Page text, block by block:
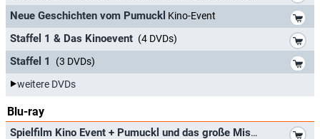
Neue Geschichten vom Pumuckl Kino-Event
Staffel 1 & Das Kinoevent (4 DVDs)
Staffel 1 (3 DVDs)
weitere DVDs
Blu-ray
Spielfilm Kino Event + Pumuckl und das große Missverständnis